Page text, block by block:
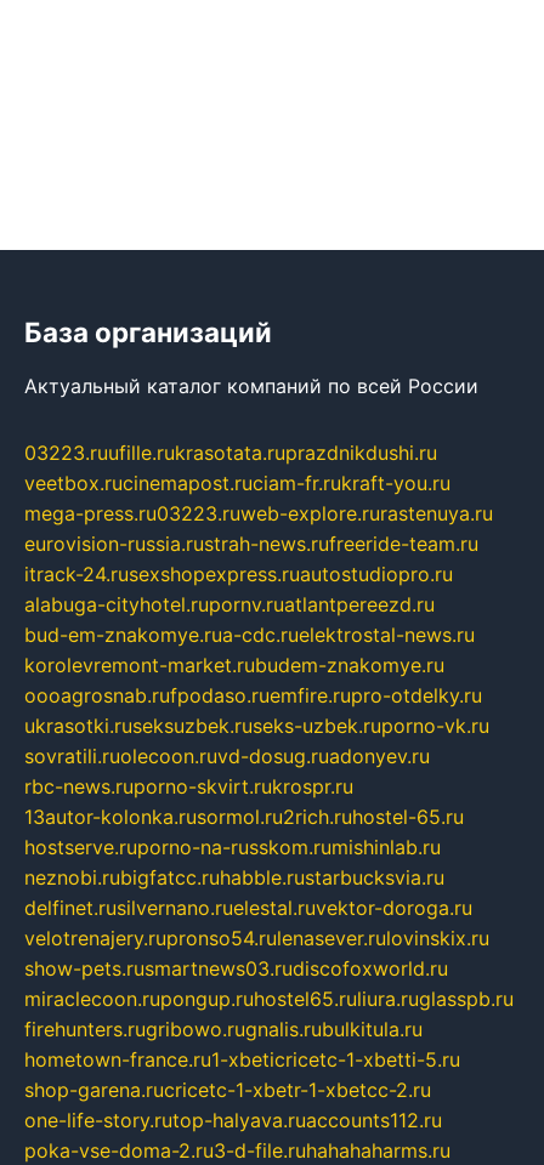
База организаций
Актуальный каталог компаний по всей России
03223.ruufille.rukrasotata.ruprazdnikdushi.ru
veetbox.rucinemapost.ruciam-fr.rukraft-you.ru
mega-press.ru03223.ruweb-explore.rurastenuya.ru
eurovision-russia.rustrah-news.rufreeride-team.ru
itrack-24.rusexshopexpress.ruautostudiopro.ru
alabuga-cityhotel.rupornv.ruatlantpereezd.ru
bud-em-znakomye.rua-cdc.ruelektrostal-news.ru
korolevremont-market.rubudem-znakomye.ru
oooagrosnab.rufpodaso.ruemfire.rupro-otdelky.ru
ukrasotki.ruseksuzbek.ruseks-uzbek.ruporno-vk.ru
sovratili.ruolecoon.ruvd-dosug.ruadonyev.ru
rbc-news.ruporno-skvirt.rukrospr.ru
13autor-kolonka.rusormol.ru2rich.ruhostel-65.ru
hostserve.ruporno-na-russkom.rumishinlab.ru
neznobi.rubigfatcc.ruhabble.rustarbucksvia.ru
delfinet.rusilvernano.ruelestal.ruvektor-doroga.ru
velotrenajery.rupronso54.rulenasever.rulovinskix.ru
show-pets.rusmartnews03.rudiscofoxworld.ru
miraclecoon.rupongup.ruhostel65.ruliura.ruglasspb.ru
firehunters.rugribowo.rugnalis.rubulkitula.ru
hometown-france.ru1-xbeticricetc-1-xbetti-5.ru
shop-garena.rucricetc-1-xbetr-1-xbetcc-2.ru
one-life-story.rutop-halyava.ruaccounts112.ru
poka-vse-doma-2.ru3-d-file.ruhahahaharms.ru